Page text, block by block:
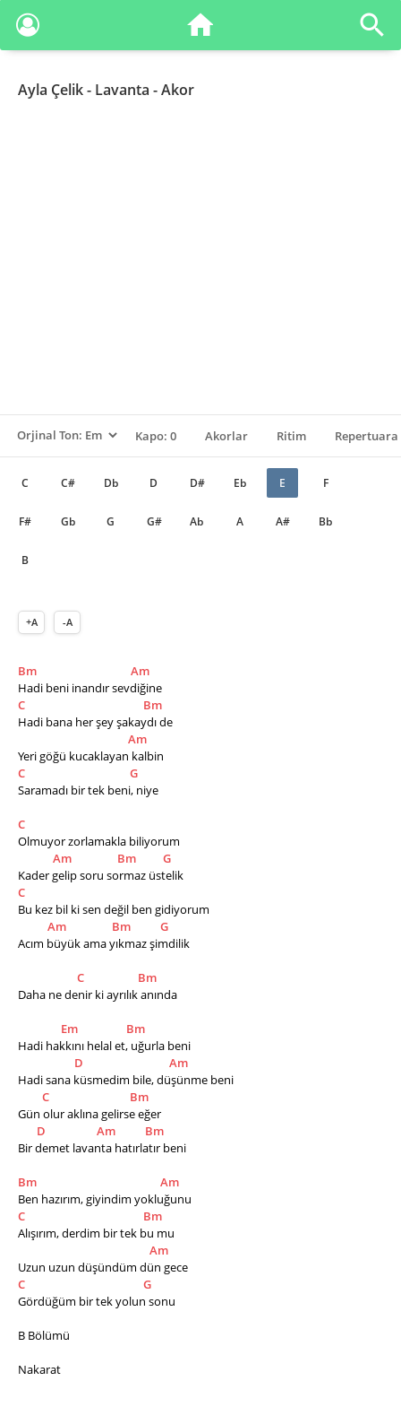
Ayla Çelik- Lavanta - Akor
Kapo: 0 Akorlar Ritim Repertuara
C C# Db D D# Eb E F
F# Gb G G# Ab A A# Bb
B
+A -A
Bm
Am
Hadi beni inandır sevdiğine
C
Bm
Hadi bana her şey şakaydı de
Am
Yeri göğü kucaklayan kalbin
C
G
Saramadı bir tek beni, niye
C
Olmuyor zorlamakla biliyorum
Am
Bm
G
Kader gelip soru sormaz üstelik
C
Bu kez bil ki sen değil ben gidiyorum
Am
Bm
G
Acım büyük ama yıkmaz şimdilik
C
Bm
Daha ne denir ki ayrılık anında
Em
Bm
Hadi hakkını helal et, uğurla beni
D
Am
Hadi sana küsmedim bile, düşünme beni
C
Bm
Gün olur aklına gelirse eğer
D
Am
Bm
Bir demet lavanta hatırlatır beni
Bm
Am
Ben hazırım, giyindim yokluğunu
C
Bm
Alışırım, derdim bir tek bu mu
Am
Uzun uzun düşündüm dün gece
C
G
Gördüğüm bir tek yolun sonu
B Bölümü
Nakarat